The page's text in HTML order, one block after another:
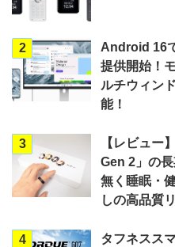
2
Android 16
提供開始！
ルチウィン
能！
3
【レビュー
Gen 2」の
無く睡眠・
しの高品質
4
タフネスス